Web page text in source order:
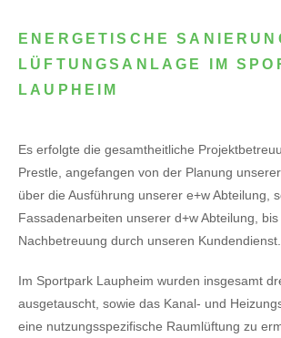
ENERGETISCHE
LÜFTUNGSANLAGE IM
LAUPHEIM
Es erfolgte die gesamtheitliche
Prestle, angefangen von der Planung
über die Ausführung unserer e+w Abteilung,
Fassadenarbeiten unserer d+w Abteilung,
Nachbetreuung durch unseren Kundendienst.
Im Sportpark Laupheim wurden insgesamt
ausgetauscht, sowie das Kanal- und
eine nutzungsspezifische Raumlüftung zu